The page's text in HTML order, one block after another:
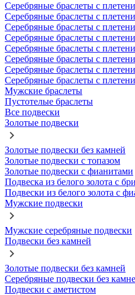
Серебряные браслеты с
Серебряные браслеты с
Серебряные браслеты с
Серебряные браслеты с
Серебряные браслеты с
Серебряные браслеты с
Серебряные браслеты с
Серебряные браслеты с
Мужские браслеты
Пустотелые браслеты
Все подвески
Золотые подвески
Золотые подвески без камней
Золотые подвески с топазом
Золотые подвески с фианитами
Подвеска из белого золота с
Подвески из белого золота с
Мужские подвески
Мужские серебряные подвески
Подвески без камней
Золотые подвески без камней
Серебряные подвески без
Подвески с аметистом